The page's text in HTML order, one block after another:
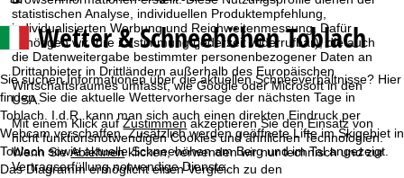
statistischen Analyse, individuellen Produktempfehlung,
individualisierten Werbung und Reichweitenmessung. Dafür
benötigen wir Ihre Zustimmung (jederzeit widerrufbar), die auch
die Datenweitergabe bestimmter personenbezogener Daten an
Drittanbieter in Drittländern außerhalb des Europäischen
Wirtschaftsraumes umfasst, wie Google oder Microsoft in den
USA.
Mit einem Klick aufZustimmenakzeptieren Sie den Einsatz von
nicht funktionsnotwendigen Cookies und ähnlichen Technologien.
Wenn SieAblehnenklicken, verwenden wir nur technisch und zur
Vertragserfüllung notwendige Dienste.
t
a
r
t
Wetter & Schneehöhen Toblach
Sie suchen Informationen über die aktuellen Schneeverhältnisse? Hier
finden Sie die aktuelle Wettervorhersage der nächsten Tage in
Toblach. I.d.R. kann man sich auch einen direkten Eindruck per
Webcam verschaffen. Zusätzlich werden geöffnete Lifte im Skigebiet in
Toblach sowie aktuelle Schneehöhen am Berg und im Tal angezeigt.
Das Diagramm ermöglicht einen Vergleich zu den